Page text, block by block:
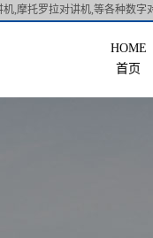
,摩托罗拉对讲机,等各种数字
首页